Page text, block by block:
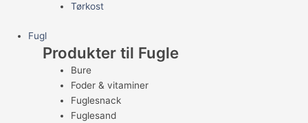
Tørkost
Fugl
Produkter til Fugle
Bure
Foder & vitaminer
Fuglesnack
Fuglesand